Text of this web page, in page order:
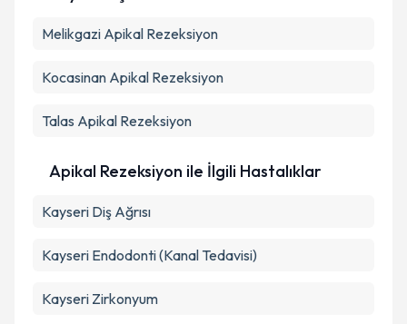
Metni'ni okudum ve kişisel verilerimin belirtilen
Melikgazi Apikal Rezeksiyon
Kocasinan Apikal Rezeksiyon
Talas Apikal Rezeksiyon
Apikal Rezeksiyon ile İlgili Hastalıklar
Kayseri Diş Ağrısı
Kayseri Endodonti (Kanal Tedavisi)
Kayseri Zirkonyum